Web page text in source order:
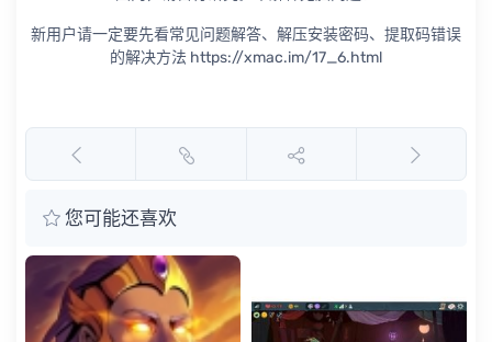
新用户请一定要先看常见问题解答、解压安装密码、提取码错误
的解决方法 https://xmac.im/17_6.html
您可能还喜欢